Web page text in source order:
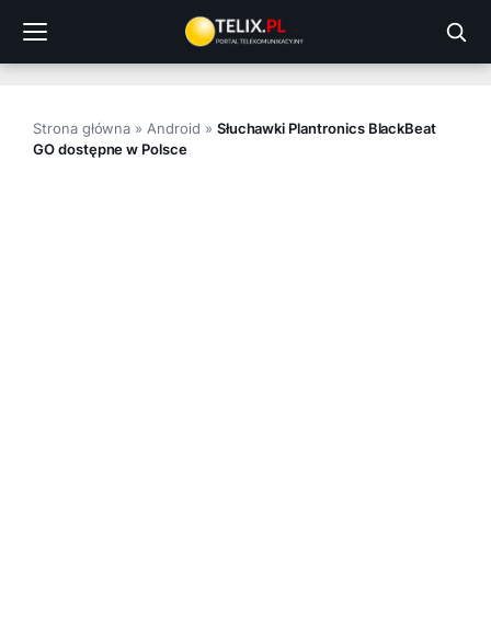
treści
Strona główna » Android » Słuchawki Plantronics BlackBeat
GO dostępne w Polsce